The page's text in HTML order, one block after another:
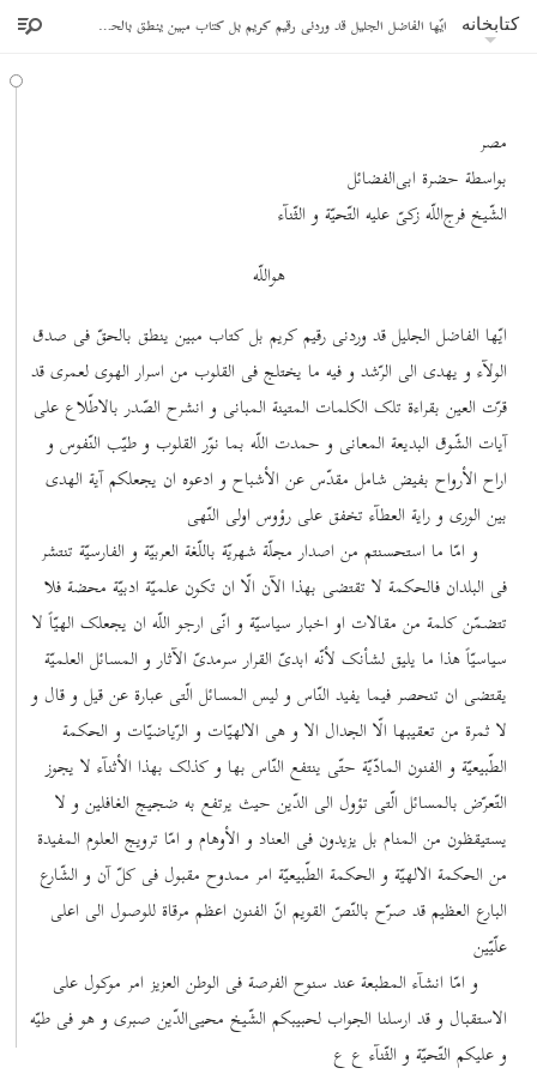
کتابخانه ایّها الفاضل الجلیل قد وردنی رقیم کریم بل کتاب مبین ینطق بالحقّ فی صدق الولآء
مصر
بواسطة حضرة ابی‌الفضائل
الشّیخ فرج‌اللّه زکیّ علیه التّحیّة و الثّنآء
هواللّه
ایّها الفاضل الجلیل قد وردنی رقیم کریم بل کتاب مبین ینطق بالحقّ فی صدق
الولآء و یهدی الی الرّشد و فیه ما یختلج فی القلوب من اسرار الهوی لعمری قد
قرّت العین بقراءة تلک الکلمات المتینة المبانی و انشرح الصّدر بالاطّلاع علی
آیات الشّوق البدیعة المعانی و حمدت اللّه بما نوّر القلوب و طیّب النّفوس و
اراح الأرواح بفیض شامل مقدّس عن الأشباح و ادعوه ان یجعلکم آیة الهدی
بین الوری و رایة العطآء تخفق علی رؤوس اولی النّهی
و امّا ما استحسنتم من اصدار مجلّة شهریّة باللّغة العربیّة و الفارسیّة تنتشر
فی البلدان فالحکمة لا تقتضی بهذا الآن الّا ان تکون علمیّة ادبیّة محضة فلا
تتضمّن کلمة من مقالات او اخبار سیاسیّة و انّی ارجو اللّه ان یجعلک الهیّاً لا
سیاسیّاً هذا ما یلیق لشأنک لأنّه ابدیّ القرار سرمدیّ الآثار و المسائل العلمیّة
یقتضی ان تنحصر فیما یفید النّاس و لیس المسائل الّتی عبارة عن قیل و قال و
لا ثمرة من تعقیبها الّا الجدال الا و هی الالهیّات و الرّیاضیّات و الحکمة
الطّبیعیّة و الفنون المادّیّة حتّی ینتفع النّاس بها و کذلک بهذا الأثنآء لا یجوز
التّعرّض بالمسائل الّتی تؤول الی الدّین حیث یرتفع به ضجیج الغافلین و لا
یستیقظون من المنام بل یزیدون فی العناد و الأوهام و امّا ترویج العلوم المفیدة
من الحکمة الالهیّة و الحکمة الطّبیعیّة امر ممدوح مقبول فی کلّ آن و الشّارع
البارع العظیم قد صرّح بالنّصّ القویم انّ الفنون اعظم مرقاة للوصول الی اعلی
علّیّین
و امّا انشآء المطبعة عند سنوح الفرصة فی الوطن العزیز امر موکول علی
الاستقبال و قد ارسلنا الجواب لحبیبکم الشّیخ محیی‌الدّین صبری و هو فی طیّه
و علیکم التّحیّة و الثّنآء ع ع